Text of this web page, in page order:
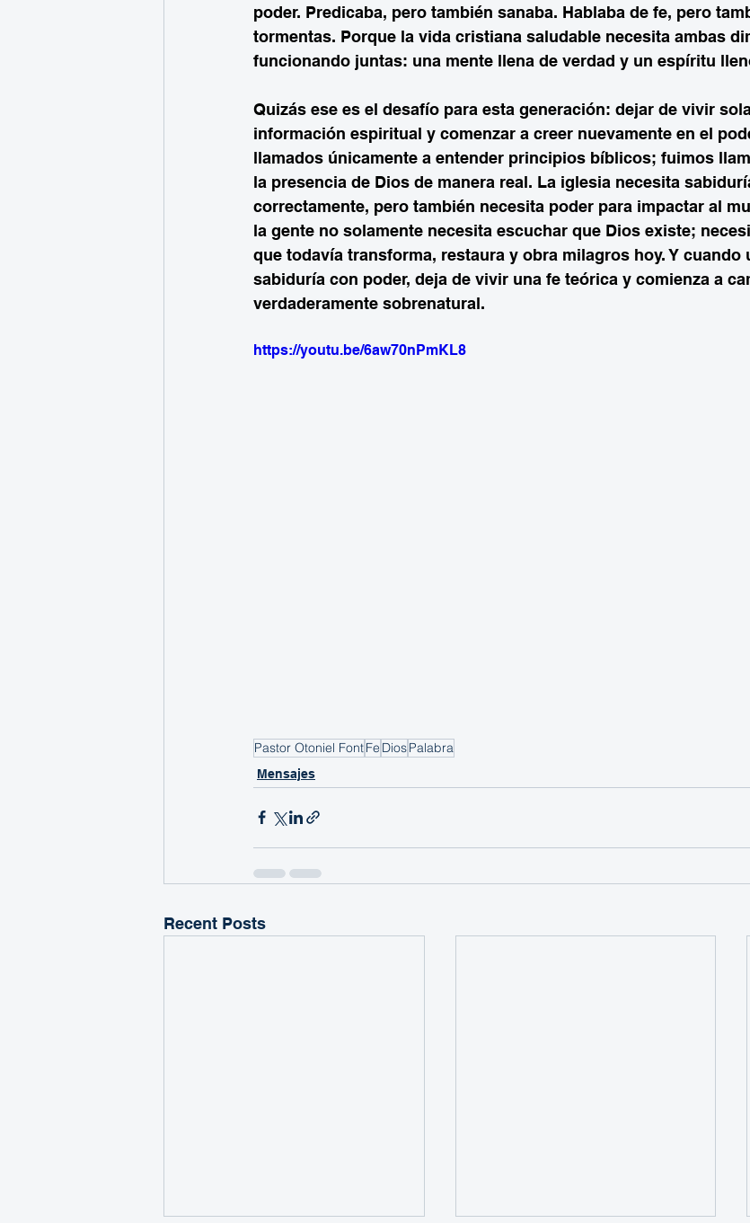
poder. Predicaba, pero también sanaba. Hablaba de fe, pero
tormentas. Porque la vida cristiana saludable necesita ambas
funcionando juntas: una mente llena de verdad y un espíritu
Quizás ese es el desafío para esta generación: dejar de vivir
información espiritual y comenzar a creer nuevamente en el
llamados únicamente a entender principios bíblicos; fuimos
la presencia de Dios de manera real. La iglesia necesita
correctamente, pero también necesita poder para impactar al
la gente no solamente necesita escuchar que Dios existe;
que todavía transforma, restaura y obra milagros hoy. Y cuando
sabiduría con poder, deja de vivir una fe teórica y comienza a
verdaderamente sobrenatural.
https://youtu.be/6aw70nPmKL8
Pastor Otoniel FontFe DiosPalabra
Mensajes
Recent Posts